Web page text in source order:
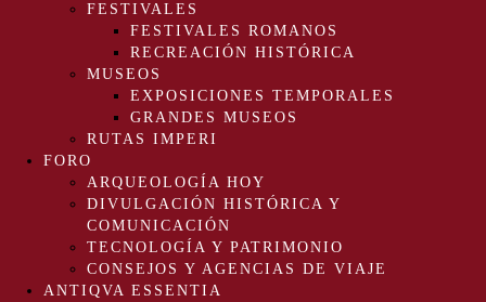
FESTIVALES
FESTIVALES ROMANOS
RECREACIÓN HISTÓRICA
MUSEOS
EXPOSICIONES TEMPORALES
GRANDES MUSEOS
RUTAS IMPERI
FORO
ARQUEOLOGÍA HOY
DIVULGACIÓN HISTÓRICA Y
COMUNICACIÓN
TECNOLOGÍA Y PATRIMONIO
CONSEJOS Y AGENCIAS DE VIAJE
ANTIQVA ESSENTIA